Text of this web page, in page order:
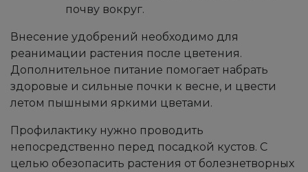
почву вокруг.
Внесение удобрений необходимо для
реанимации растения после цветения.
Дополнительное питание помогает набрать
здоровые и сильные почки к весне, и цвести
летом пышными яркими цветами.
Профилактику нужно проводить
непосредственно перед посадкой кустов. С
целью обезопасить растения от болезнетворных